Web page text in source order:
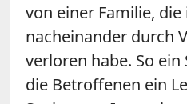
von einer Familie,
nacheinander durch
verloren habe. So ein
die Betroffenen ein